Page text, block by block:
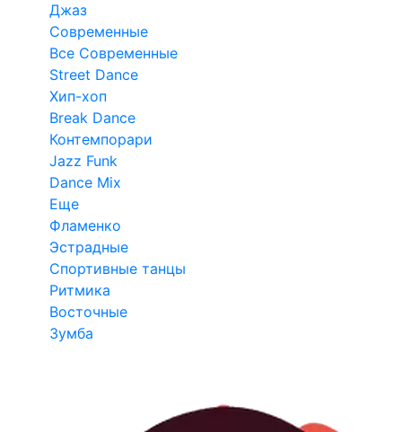
Джаз
Современные
Все Современные
Street Dance
Хип-хоп
Break Dance
Контемпорари
Jazz Funk
Dance Mix
Еще
Фламенко
Эстрадные
Спортивные танцы
Ритмика
Восточные
Зумба